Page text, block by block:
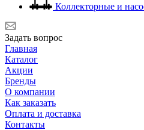
Коллекторные и
Задать вопрос
Главная
Каталог
Акции
Бренды
О компании
Как заказать
Оплата и доставка
Контакты